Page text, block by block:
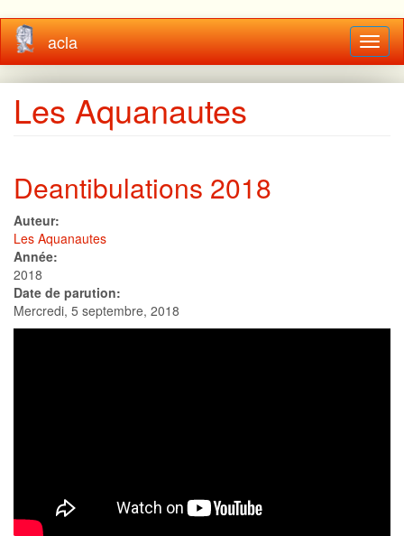
Aller
au
contenu
principal
acla
Les Aquanautes
Deantibulations 2018
Auteur:
Les Aquanautes
Année:
2018
Date de parution:
Mercredi, 5 septembre, 2018